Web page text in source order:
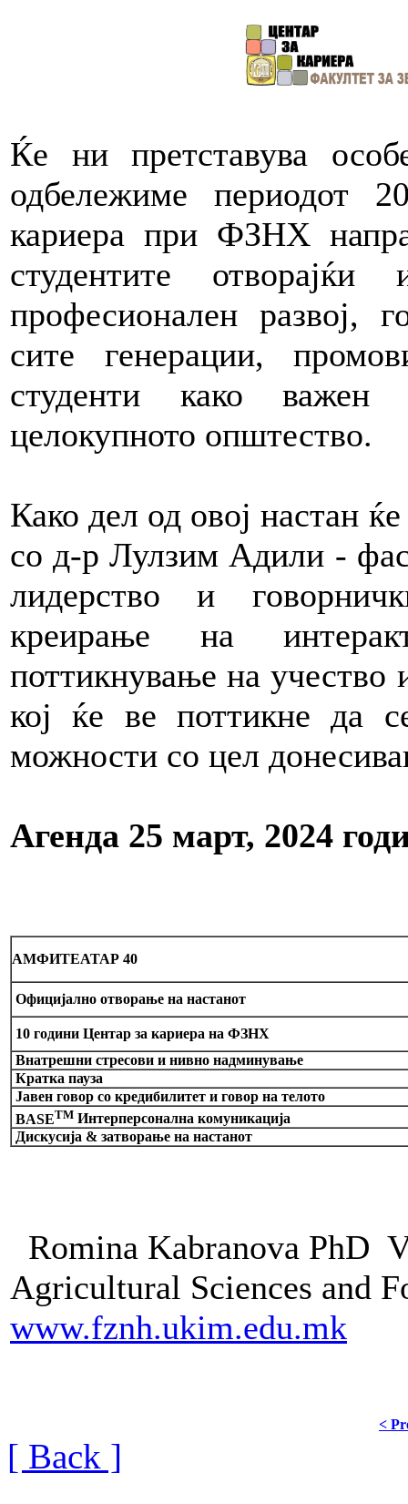
Ќе ни претставува
одбележиме периодот
кариера при ФЗНХ
студентите
професионален развој,
сите генерации,
студенти како
целокупното општество.
Како дел од овој настан
со д-р Лулзим Адили -
лидерство и
креирање на
поттикнување на учество
кој ќе ве поттикне да
можности со цел
Агенда 25 март, 2024
АMФИТЕАТАР 40
Официјално отворање на настанот
10 години Центар за кариера на ФЗНХ
Внатрешни стресови и нивно надминување
Кратка пауза
Јавен говор со кредибилитет и говор на телото
BASETM Интерперсонална комуникација
Дискусија & затворање на настанот
Romina Kabranova PhD
Agricultural Sciences and
www.fznh.ukim.edu.mk
<
[ Back ]